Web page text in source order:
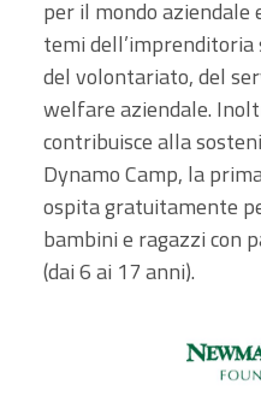
per il mondo
temi
del volontariato, del
welfare aziendale.
contribuisce alla
Dynamo Camp, la
ospita gratuitamente
bambini e ragazzi con
(dai 6 ai 17 anni).